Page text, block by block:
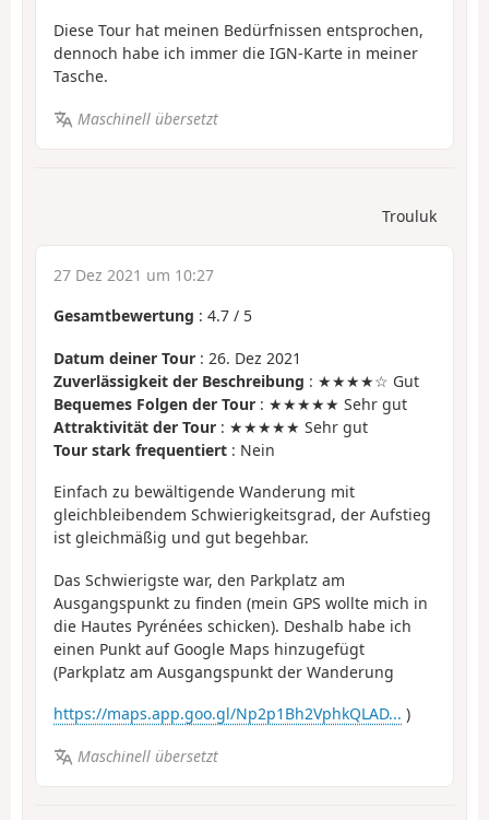
Diese Tour hat meinen Bedürfnissen entsprochen,
dennoch habe ich immer die IGN-Karte in meiner
Tasche.
Maschinell übersetzt
Trouluk
27 Dez 2021 um 10:27
Gesamtbewertung : 4.7 / 5
Datum deiner Tour : 26. Dez 2021
Zuverlässigkeit der Beschreibung : ★★★★☆ Gut
Bequemes Folgen der Tour : ★★★★★ Sehr gut
Attraktivität der Tour : ★★★★★ Sehr gut
Tour stark frequentiert : Nein
Einfach zu bewältigende Wanderung mit
gleichbleibendem Schwierigkeitsgrad, der Aufstieg
ist gleichmäßig und gut begehbar.
Das Schwierigste war, den Parkplatz am
Ausgangspunkt zu finden (mein GPS wollte mich in
die Hautes Pyrénées schicken). Deshalb habe ich
einen Punkt auf Google Maps hinzugefügt
(Parkplatz am Ausgangspunkt der Wanderung
https://maps.app.goo.gl/Np2p1Bh2VphkQLAD... )
Maschinell übersetzt